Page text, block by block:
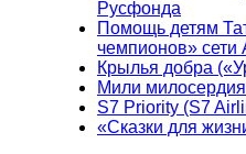
Русфонда
Помощь детям
чемпионов»
Крылья добра
Мили милосердия
S7 Priority (S7
«Сказки для